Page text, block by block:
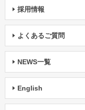
採用情報
よくあるご質問
NEWS一覧
English